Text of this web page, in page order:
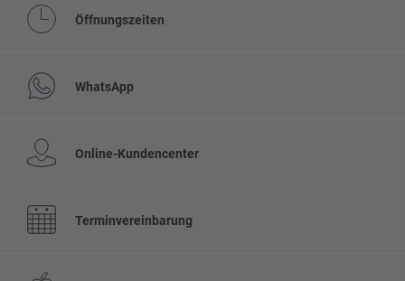
Öffnungszeiten
WhatsApp
Online-Kundencenter
Terminvereinbarung